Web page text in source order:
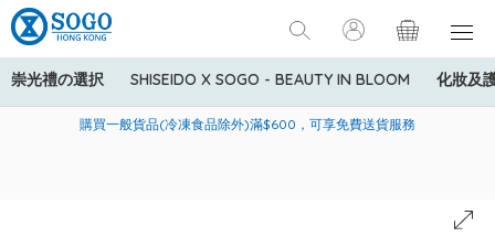
崇光禮の選択 SHISEIDO X SOGO - BEAUTY IN BLOOM 化妝及
美國運通Explorer®信用卡會員購物禮遇：高達5%簽賬回贈！
購買一般貨品(冷凍食品除外)滿$600，可享免費送貨服務
寄送中國內地服務只適用於指定商品，若訂單金額少於HK$600(折